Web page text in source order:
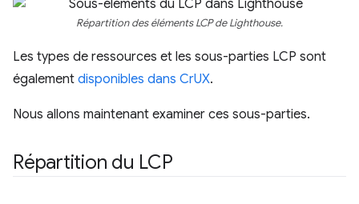
Répartition des éléments LCP de Lighthouse.
Les types de ressources et les sous-parties LCP sont
également disponibles dans CrUX.
Nous allons maintenant examiner ces sous-parties.
Répartition du LCP